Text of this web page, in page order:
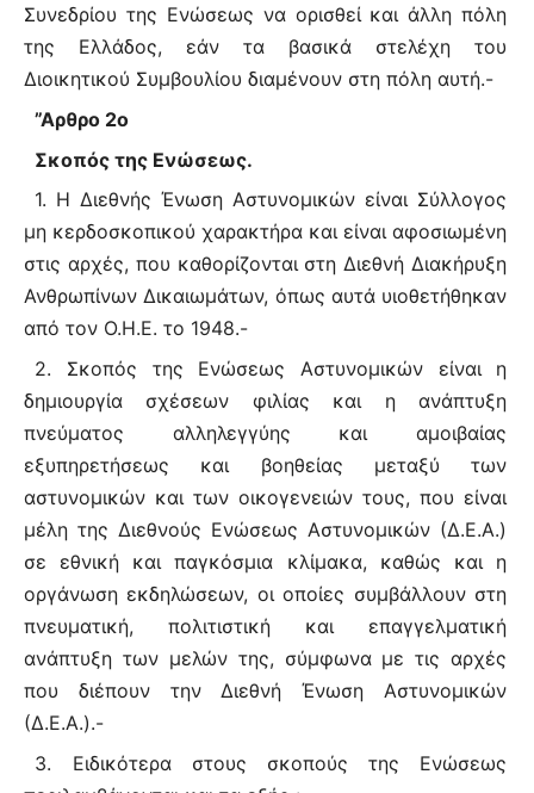
Συνεδρίου της Ενώσεως να ορισθεί και άλλη πόλη
της Ελλάδος, εάν τα βασικά στελέχη του
Διοικητικού Συμβουλίου διαμένουν στη πόλη αυτή.-
”Αρθρο 2ο
Σκοπός της Ενώσεως.
1. Η Διεθνής Ένωση Αστυνομικών είναι Σύλλογος
μη κερδοσκοπικού χαρακτήρα και είναι αφοσιωμένη
στις αρχές, που καθορίζονται στη Διεθνή Διακήρυξη
Ανθρωπίνων Δικαιωμάτων, όπως αυτά υιοθετήθηκαν
από τον Ο.Η.Ε. το 1948.-
2. Σκοπός της Ενώσεως Αστυνομικών είναι η
δημιουργία σχέσεων φιλίας και η ανάπτυξη
πνεύματος αλληλεγγύης και αμοιβαίας
εξυπηρετήσεως και βοηθείας μεταξύ των
αστυνομικών και των οικογενειών τους, που είναι
μέλη της Διεθνούς Ενώσεως Αστυνομικών (Δ.Ε.Α.)
σε εθνική και παγκόσμια κλίμακα, καθώς και η
οργάνωση εκδηλώσεων, οι οποίες συμβάλλουν στη
πνευματική, πολιτιστική και επαγγελματική
ανάπτυξη των μελών της, σύμφωνα με τις αρχές
που διέπουν την Διεθνή Ένωση Αστυνομικών
(Δ.Ε.Α.).-
3. Ειδικότερα στους σκοπούς της Ενώσεως